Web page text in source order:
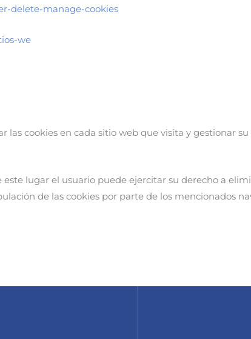
delete-manage-cookies
we
cookies en cada sitio web que visita y gestionar
lugar el usuario puede ejercitar su derecho a
de las cookies por parte de los mencionados